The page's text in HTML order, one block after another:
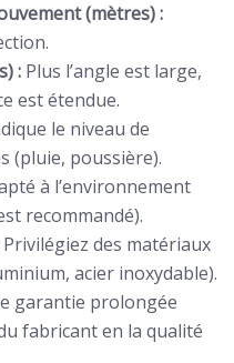
(mètres) :
: Plus l’angle est large,
est étendue.
le niveau de
(pluie, poussière).
à l’environnement
recommandé).
Privilégiez des matériaux
acier inoxydable).
garantie prolongée
fabricant en la qualité